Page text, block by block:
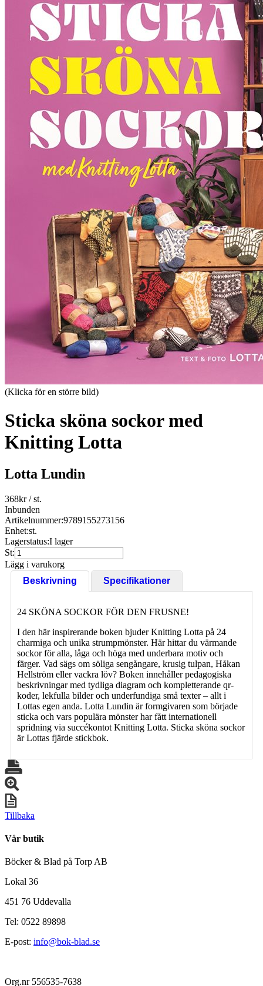
(Klicka för en större bild)
Sticka sköna sockor med
Knitting Lotta
Lotta Lundin
368kr/ st.
Inbunden
Artikelnummer:9789155273156
Enhet:st.
Lagerstatus:I lager
St:
Lägg i varukorg
Beskrivning
Specifikationer
24 SKÖNA SOCKOR FÖR DEN FRUSNE!
I den här inspirerande boken bjuder Knitting Lotta på 24
charmiga och unika strumpmönster. Här hittar du värmande
sockor för alla, låga och höga med underbara motiv och
färger. Vad sägs om söliga sengångare, krusig tulpan, Håkan
Hellström eller vackra löv? Boken innehåller pedagogiska
beskrivningar med tydliga diagram och kompletterande qr-
koder, lekfulla bilder och underfundiga små texter – allt i
Lottas egen anda. Lotta Lundin är formgivaren som började
sticka och vars populära mönster har fått internationell
spridning via succékontot Knitting Lotta. Sticka sköna sockor
är Lottas fjärde stickbok.
Tillbaka
Vår butik
Böcker & Blad på Torp AB
Lokal 36
451 76 Uddevalla
Tel: 0522 89898
E-post: info@bok-blad.se
Org.nr 556535-7638